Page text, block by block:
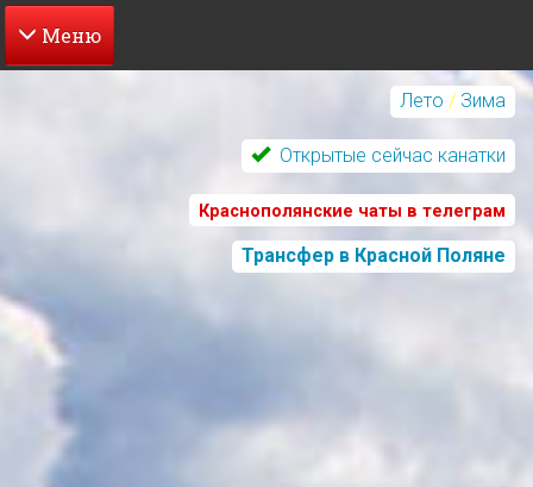
Перейти
Лето / Зима
Открытые сейчас канатки
Краснополянские чаты в телеграм
Трансфер в Красной Поляне